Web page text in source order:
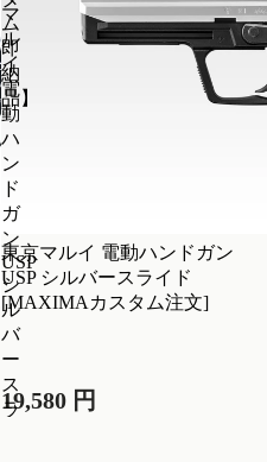
ム
即
納
品】
マ
ル
イ
電
動
ハ
ン
ド
ガ
ン
USP
シ
ル
バ
ー
ス
ラ
東京マルイ 電動ハンドガン
USP シルバースライド
[MAXIMAカスタム注文]
19,580 円